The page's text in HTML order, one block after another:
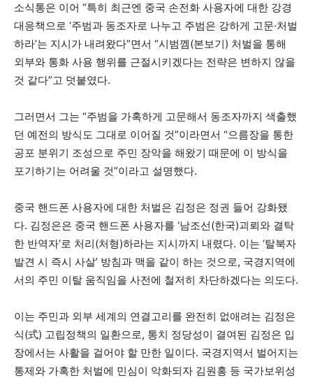
소식통은 이어 “특히 최근엔 중국 손전화 사용자에 대한 강경
대응책으로 ‘주범과 동조자로 나누고 주범은 강하게 고문·처벌
하라’는 지시가 내려왔다”면서 “시범껨(본보기) 처벌을 통해
외부와 통화 사용 행위를 근절시키겠다는 전략은 변하지 않을
것 같다”고 덧붙였다.
그러면서 그는 “주범을 가혹하게 고문해서 동조자까지 색출했
던 예전의 방식도 그대로 이어질 것”이라면서 “으름장을 통한
공포 분위기 조성으로 주민 장악을 해왔기 때문에 이 방식을
포기하기는 어려울 것”이라고 설명했다.
중국 핸드폰 사용자에 대한 처벌은 김정은 정권 들어 강화됐
다. 김정은은 중국 핸드폰 사용자를 ‘남조선(한국)괴뢰와 결탁
한 반역자’로 처리(처형)하라는 지시까지 내렸다. 이는 ‘탈북자
발견 시 즉시 사살’ 방침과 맥을 같이 하는 것으로, 국경지역에
서의 주민 이탈 움직임을 사전에 철저히 차단하겠다는 의도다.
이는 주민과 외부 세계의 연결고리를 완전히 없애려는 김정은
식(式) 고립정책의 일환으로, 통치 정당성이 결여된 김정은 입
장에서는 사활을 걸어야 할 만한 일이다. 국경지역서 벌어지는
통제와 가혹한 처벌에 민심이 악화되자 김원홍 등 국가보위성